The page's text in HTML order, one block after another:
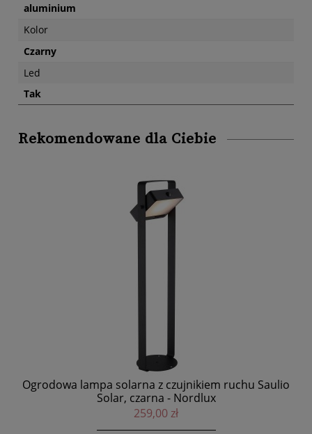
aluminium
Kolor
Czarny
Led
Tak
Rekomendowane dla Ciebie
Ogrodowa lampa solarna z czujnikiem ruchu Saulio
Solar, czarna - Nordlux
259,00 zł